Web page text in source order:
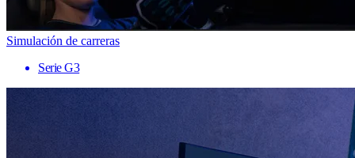
Simulación de carreras
Serie G3